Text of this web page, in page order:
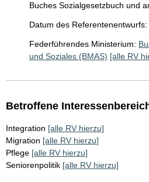
Buches Sozialgesetzbuch und
Datum des
Federführendes Ministerium:
und Soziales (BMAS) [alle RV
Betroffene
Integration [alle RV hierzu]
Migration [alle RV hierzu]
Pflege [alle RV hierzu]
Seniorenpolitik [alle RV hierzu]